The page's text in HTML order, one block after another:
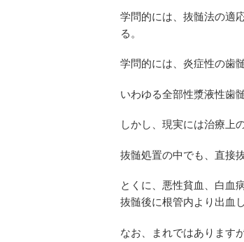
学問的には、抜髄法の適
る。
学問的には、炎症性の歯
いわゆる全部性漿液性歯
しかし、現実には治療上
抜髄処置の中でも、直接
とくに、悪性貧血、白血
抜髄後に根管内より出血
なお、まれではあります